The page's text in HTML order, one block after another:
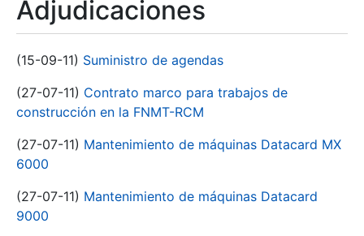
Adjudicaciones
(15-09-11) Suministro de agendas
(27-07-11) Contrato marco para trabajos de
construcción en la FNMT-RCM
(27-07-11) Mantenimiento de máquinas Datacard MX
6000
(27-07-11) Mantenimiento de máquinas Datacard
9000